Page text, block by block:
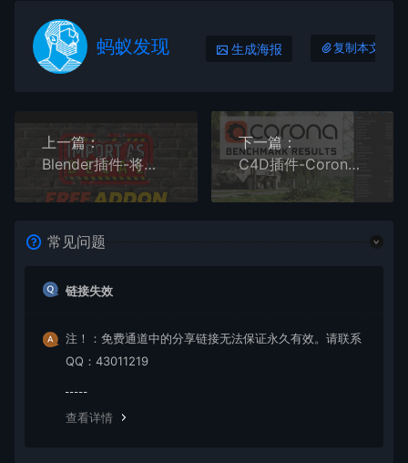
蚂蚁发现 生成海报 复制本文链接
上一篇：
Blender插件-将图片作为贴纸导入使用 Import As Decal v2.5.0
下一篇：
C4D插件-Corona Renderer 12专业高性能实时交互CR渲染器
常见问题
链接失效
注！：免费通道中的分享链接无法保证永久有效。请联系
QQ：43011219
查看详情